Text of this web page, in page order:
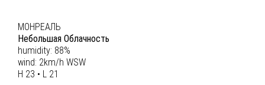
МОНРЕАЛЬ
Небольшая Облачность
humidity: 88%
wind: 2km/h WSW
H 23 • L 21